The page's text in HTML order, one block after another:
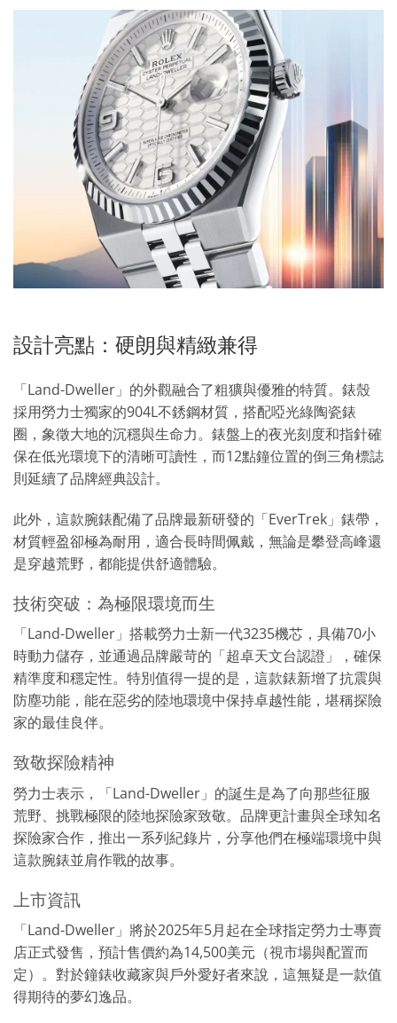
設計亮點：硬朗與精緻兼得
「Land-Dweller」的外觀融合了粗獷與優雅的特質。錶殼
採用勞力士獨家的904L不銹鋼材質 ，搭配啞光綠陶瓷錶
圈，象徵大地的沉穩與生命力。錶盤上的夜光刻度和指針確
保在低光環境下的清晰可讀性，而12點鐘位置的倒三角標誌
則延續了品牌經典設計。
此外，這款腕錶配備了品牌最新研發的「EverTrek」錶帶，
材質輕盈卻極為耐用，適合長時間佩戴，無論是攀登高峰還
是穿越荒野，都能提供舒適體驗。
技術突破：為極限環境而生
「Land-Dweller」搭載勞力士新一代3235機芯 ，具備70小
時動力儲存，並通過品牌嚴苛的「超卓天文台認證」，確保
精準度和穩定性。特別值得一提的是，這款錶新增了抗震與
防塵功能，能在惡劣的陸地環境中保持卓越性能，堪稱探險
家的最佳良伴。
致敬探險精神
勞力士表示，「Land-Dweller」的誕生是為了向那些征服
荒野、挑戰極限的陸地探險家致敬。品牌更計畫與全球知名
探險家合作，推出一系列紀錄片，分享他們在極端環境中與
這款腕錶並肩作戰的故事。
上市資訊
「Land-Dweller」將於2025年5月起在全球指定勞力士專賣
店正式發售，預計售價約為14,500美元（視市場與配置而
定）。對於鐘錶收藏家與戶外愛好者來說，這無疑是一款值
得期待的夢幻逸品。